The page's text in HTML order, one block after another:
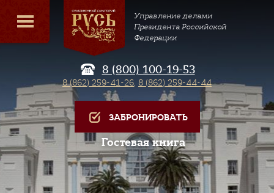
Управление делами
Президента Российской
Федерации
8 (800) 100-19-53
8 (862) 259-41-26, 8 (862) 259-44-44
ЗАБРОНИРОВАТЬ
Гостевая книга